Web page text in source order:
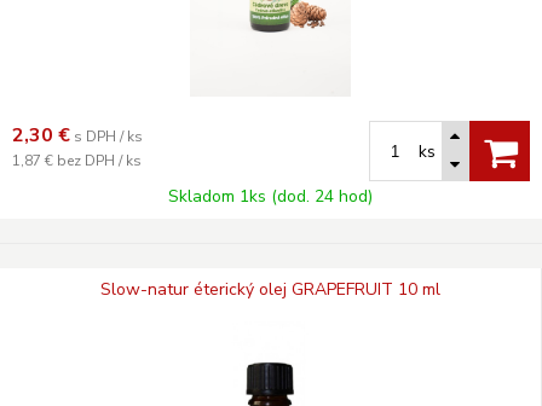
2,30 € s DPH / ks
1,87 € bez DPH / ks
ks
Skladom 1ks (dod. 24 hod)
Slow-natur éterický olej GRAPEFRUIT 10 ml